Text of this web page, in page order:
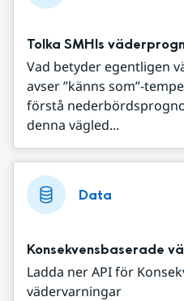
Tolka SMHIs
Vad betyder egentligen
avser ”känns som”-
förstå
denna vägled...
Data
Konsekvensbaserade
Ladda ner API för
vädervarningar